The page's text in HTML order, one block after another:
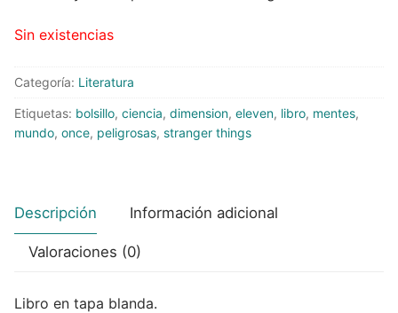
Sin existencias
Categoría: Literatura
Etiquetas: bolsillo, ciencia, dimension, eleven, libro, mentes,
mundo, once, peligrosas, stranger things
Descripción Información adicional
Valoraciones (0)
Libro en tapa blanda.